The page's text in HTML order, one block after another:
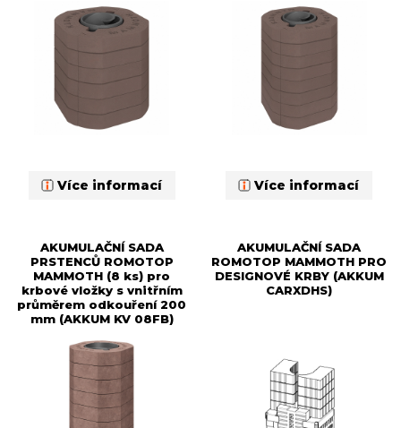
Více informací Více informací
AKUMULAČNÍ SADA
PRSTENCŮ ROMOTOP
MAMMOTH (8 ks) pro
krbové vložky s vnitřním
průměrem odkouření 200
mm (AKKUM KV 08FB)
AKUMULAČNÍ SADA
ROMOTOP MAMMOTH PRO
DESIGNOVÉ KRBY (AKKUM
CARXDHS)